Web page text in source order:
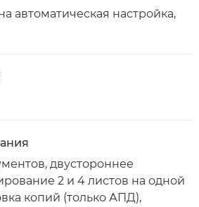
автоматическая настройка,
двустороннее
2 и 4 листов на одной
копий (только АПД),